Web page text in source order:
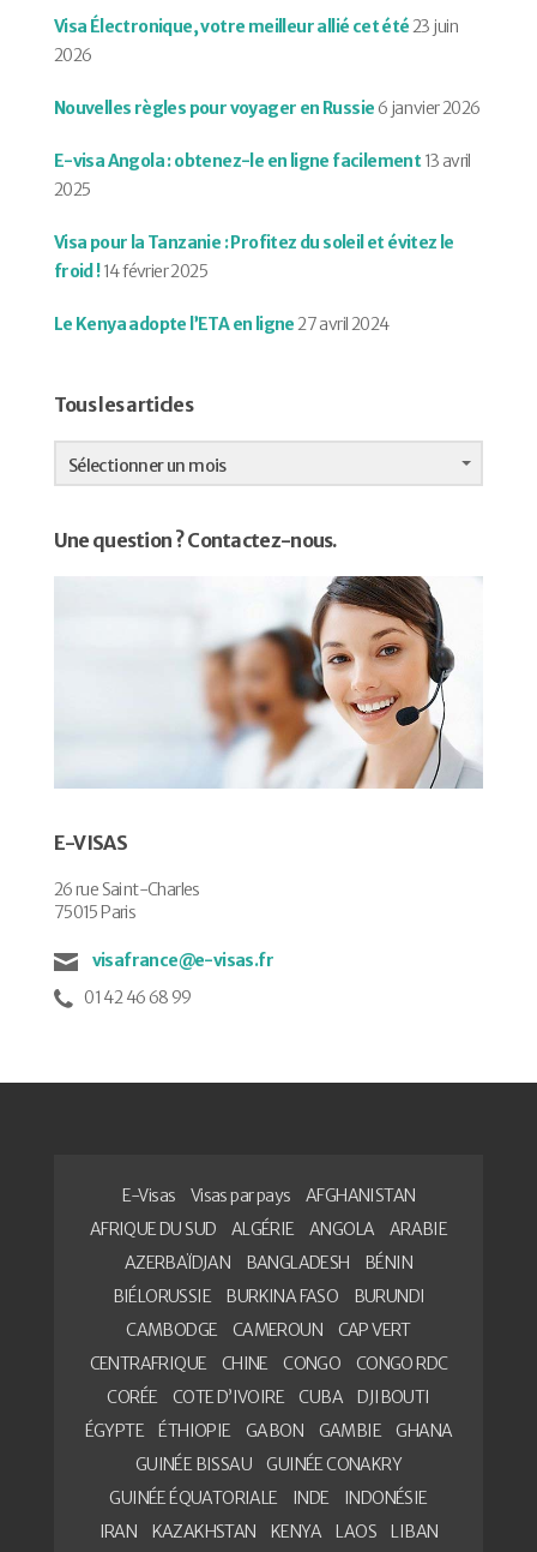
Visa Électronique, votre meilleur allié cet été23 juin
2026
Nouvelles règles pour voyager en Russie 6 janvier 2026
E-visa Angola : obtenez-le en ligne facilement 13 avril
2025
Visa pour la Tanzanie : Profitez du soleil et évitez le
froid !14 février 2025
Le Kenya adopte l’ETA en ligne27 avril 2024
Tous les articles
Tous
les
articles
Sélectionner un mois
Une question ? Contactez-nous.
E-VISAS
26 rue Saint-Charles
75015 Paris
visafrance@e-visas.fr
01 42 46 68 99
E-Visas Visas par pays
AFGHANISTAN
AFRIQUE DU SUD
ALGÉRIE ANGOLA
ARABIE
AZERBAÏDJAN
BANGLADESH
BÉNIN
BIÉLORUSSIE
BURKINA FASO
BURUNDI
CAMBODGE
CAMEROUN
CAP VERT
CENTRAFRIQUE
CHINE CONGO
CONGO RDC
CORÉE
COTE D’IVOIRE CUBA
DJIBOUTI
ÉGYPTE
ÉTHIOPIE GABON GAMBIE
GHANA
GUINÉE BISSAU
GUINÉE CONAKRY
GUINÉE ÉQUATORIALE
INDE
INDONÉSIE
IRAN
KAZAKHSTAN KENYA LAOS
LIBAN